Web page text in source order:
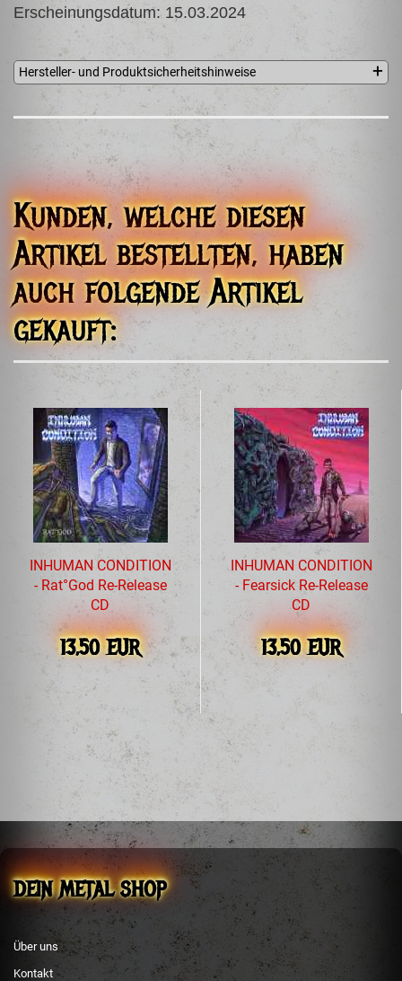
Erscheinungsdatum: 15.03.2024
Hersteller- und Produktsicherheitshinweise
Ossuary Records Mateusz Drzewicz
ul. Batorego 18/108
02-591 Warszawa
ossuaryrecords@gmail.com
Kunden, welche diesen
Artikel bestellten, haben
auch folgende Artikel
gekauft:
INHUMAN CONDITION
- Rat°God Re-Release
CD
13,50 EUR
INHUMAN CONDITION
- Fearsick Re-Release
CD
13,50 EUR
DEIN METAL SHOP
Über uns
Kontakt